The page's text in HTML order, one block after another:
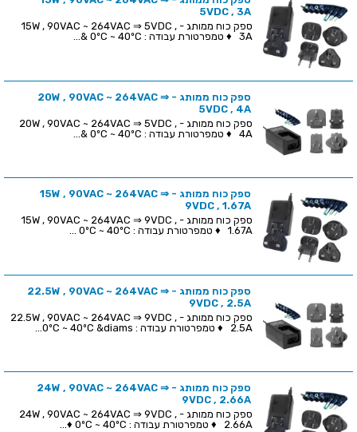
5VDC , 3A
ספק כוח ממותג - 15W , 90VAC ~ 264VAC ⇒ 5VDC ,
3A ♦ טמפרטורת עבודה : 0ºC ~ 40ºC &...
ספק כוח ממותג - 20W , 90VAC ~ 264VAC ⇒
5VDC , 4A
ספק כוח ממותג - 20W , 90VAC ~ 264VAC ⇒ 5VDC ,
4A ♦ טמפרטורת עבודה : 0ºC ~ 40ºC &...
ספק כוח ממותג - 15W , 90VAC ~ 264VAC ⇒
9VDC , 1.67A
ספק כוח ממותג - 15W , 90VAC ~ 264VAC ⇒ 9VDC ,
1.67A ♦ טמפרטורת עבודה : 0ºC ~ 40ºC ...
ספק כוח ממותג - 22.5W , 90VAC ~ 264VAC ⇒
9VDC , 2.5A
ספק כוח ממותג - 22.5W , 90VAC ~ 264VAC ⇒ 9VDC ,
2.5A ♦ טמפרטורת עבודה : 0ºC ~ 40ºC &diams...
ספק כוח ממותג - 24W , 90VAC ~ 264VAC ⇒
9VDC , 2.66A
ספק כוח ממותג - 24W , 90VAC ~ 264VAC ⇒ 9VDC ,
2.66A ♦ טמפרטורת עבודה : 0ºC ~ 40ºC ♦...